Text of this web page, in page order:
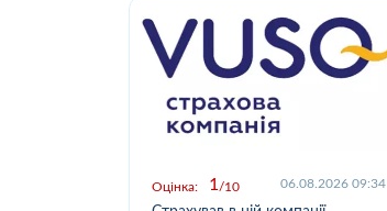
Оцінка: 1 10 06.08.2026 09:34